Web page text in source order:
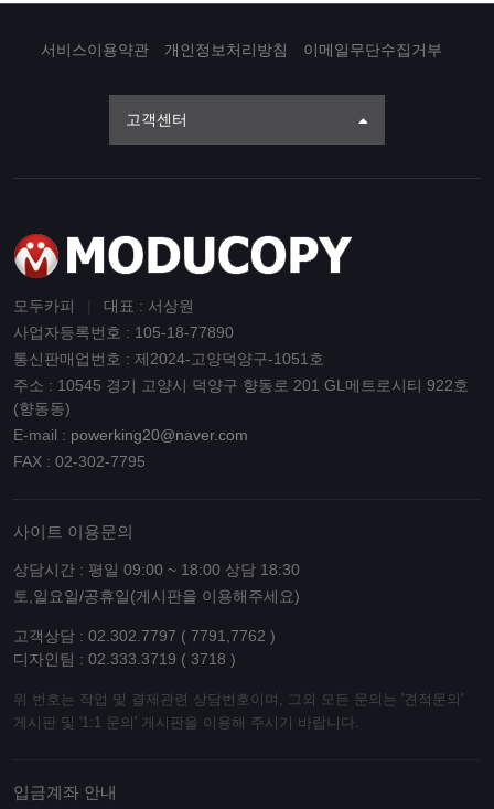
서비스이용약관 개인정보처리방침 이메일무단수집거부
고객센터
모두카피
대표 : 서상원
사업자등록번호 : 105-18-77890
통신판매업번호 : 제2024-고양덕양구-1051호
주소 : 10545 경기 고양시 덕양구 향동로 201 GL메트로시티 922호
(향동동)
E-mail : powerking20@naver.com
FAX : 02-302-7795
사이트 이용문의
상담시간 : 평일 09:00 ~ 18:00 상담 18:30
토,일요일/공휴일(게시판을 이용해주세요)
고객상담 : 02.302.7797 ( 7791,7762 )
디자인팀 : 02.333.3719 ( 3718 )
위 번호는 작업 및 결제관련 상담번호이며, 그외 모든 문의는 '견적문의'
게시판 및 '1:1 문의' 게시판을 이용해 주시기 바랍니다.
입금계좌 안내